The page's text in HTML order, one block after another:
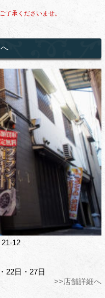
了承くださいませ。
12
22日・27日
>>店舗詳細へ